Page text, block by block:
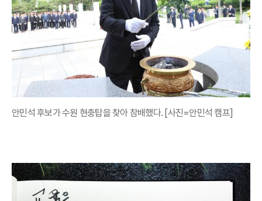
안민석 후보가 수원 현충탑을 찾아 참배했다. [사진=안민석 캠프]